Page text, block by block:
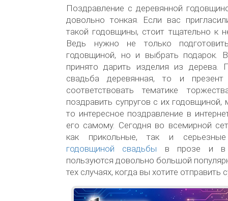
Поздравление с деревянной
довольно тонкая. Если вас
такой годовщины, стоит тщательно к
Ведь нужно не только
годовщиной, но и выбрать подарок.
принято дарить изделия из дерева.
свадьба деревянная, то и
соответствовать тематике
поздравить супругов с их
то интересное поздравление в
его самому. Сегодня во всемирной
как прикольные, так и
годовщиной свадьбы в прозе и в
пользуются довольно большой
тех случаях, когда вы хотите отправить